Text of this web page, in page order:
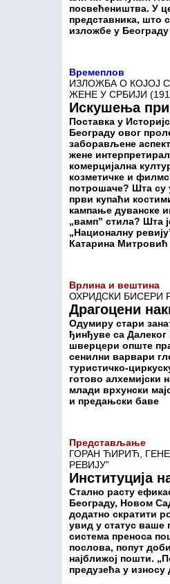
посвећеништва. У
представника, што
изложбе у Београду
Времеплов
ИЗЛОЖБА О КОЈОЈ
ЖЕНЕ У СРБИЈИ
Искушења
Поставка у
Београду овог
заборављене
жене
комерцијална
козметичке и
потрошаче? Шта су
први купаћи
кампање дуванске
„вамп” стила? Шта
„Националну
Катарина Митровић
Врлина и вештина
ОХРИДСКИ БИСЕРИ
Драгоцени
Одумиру стари
ђинђуве са
шверцери опште
сенилни варвари
туристичко-
готово алхемијски
млади врхунски
и предањски баве
Представљање
ГОРАН ЋИРИЋ,
РЕВИЈУ”
Институција
Стално расту
Београду, Новом
додатно скратити
увид у статус
система преноса
послова, попут
најближој пошти.
предузећа у износу